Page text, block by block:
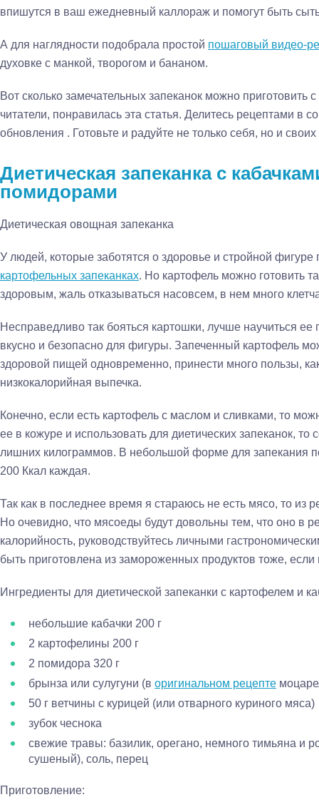
впишутся в ваш ежедневный каллораж и помогут быть
А для наглядности подобрала простой пошаговый видео-
духовке с манкой, творогом и бананом.
Вот сколько замечательных запеканок можно приготовить
читатели, понравилась эта статья. Делитесь рецептами в
обновления . Готовьте и радуйте не только себя, но и
Диетическая запеканка с
помидорами
Диетическая овощная запеканка
У людей, которые заботятся о здоровье и стройной
картофельных запеканках. Но картофель можно готовить
здоровым, жаль отказываться насовсем, в нем много
Несправедливо так бояться картошки, лучше научиться
вкусно и безопасно для фигуры. Запеченный картофель
здоровой пищей одновременно, принести много пользы,
низкокалорийная выпечка.
Конечно, если есть картофель с маслом и сливками, то
ее в кожуре и использовать для диетических запеканок, то
лишних килограммов. В небольшой форме для запекания
200 Ккал каждая.
Так как в последнее время я стараюсь не есть мясо, то из
Но очевидно, что мясоеды будут довольны тем, что оно в
калорийность, руководствуйтесь личными
быть приготовлена из замороженных продуктов тоже, если
Ингредиенты для диетической запеканки с картофелем и
небольшие кабачки 200 г
2 картофелины 200 г
2 помидора 320 г
брынза или сулугуни (в оригинальном рецепте
50 г ветчины с курицей (или отварного куриного мяса)
зубок чеснока
свежие травы: базилик, орегано, немного тимьяна и
сушеный), соль, перец
Приготовление: